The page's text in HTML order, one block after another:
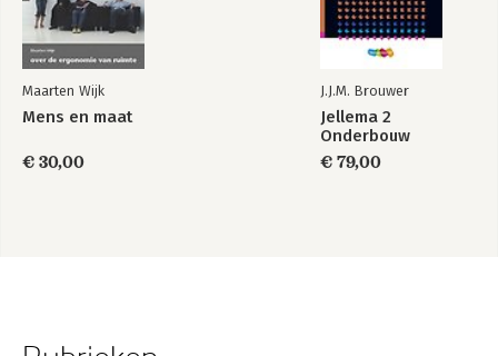
Maarten Wijk
Mens en maat
€ 30,00
J.J.M. Brouwer
Jellema 2
Onderbouw
€ 79,00